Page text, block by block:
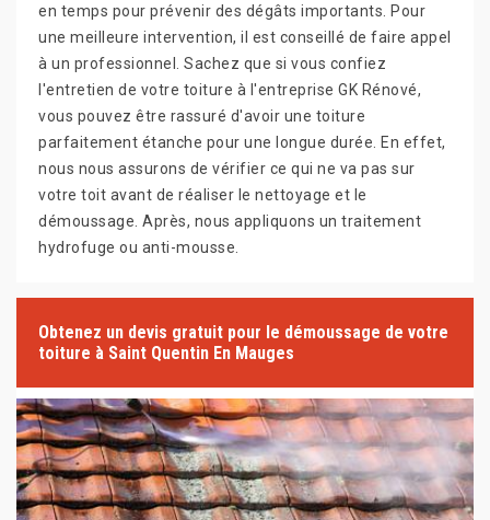
en temps pour prévenir des dégâts importants. Pour
une meilleure intervention, il est conseillé de faire appel
à un professionnel. Sachez que si vous confiez
l'entretien de votre toiture à l'entreprise GK Rénové,
vous pouvez être rassuré d'avoir une toiture
parfaitement étanche pour une longue durée. En effet,
nous nous assurons de vérifier ce qui ne va pas sur
votre toit avant de réaliser le nettoyage et le
démoussage. Après, nous appliquons un traitement
hydrofuge ou anti-mousse.
Obtenez un devis gratuit pour le démoussage de votre
toiture à Saint Quentin En Mauges